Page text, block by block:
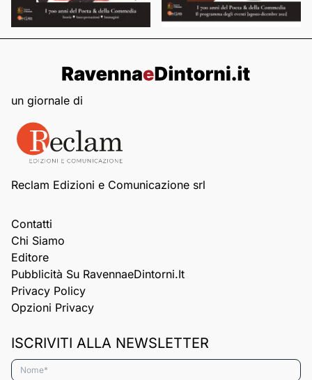
un giornale di
Reclam Edizioni e Comunicazione srl
Contatti
Chi Siamo
Editore
Pubblicità Su RavennaeDintorni.it
Privacy Policy
Opzioni Privacy
ISCRIVITI ALLA NEWSLETTER
Nome*